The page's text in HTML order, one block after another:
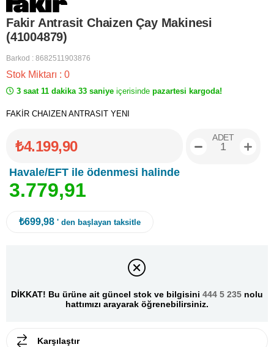
Fakir Antrasit Chaizen Çay Makinesi
(41004879)
Barkod : 8682511903876
Stok Miktarı : 0
3 saat 11 dakika 33 saniye içerisinde pazartesi kargoda!
FAKİR CHAIZEN ANTRASIT YENI
₺4.199,90
Havale/EFT ile ödenmesi halinde
3.779,91
ADET
₺699,98 ' den başlayan taksitle
DİKKAT! Bu ürüne ait güncel stok ve bilgisini 444 5 235 nolu
hattımızı arayarak öğrenebilirsiniz.
Karşılaştır